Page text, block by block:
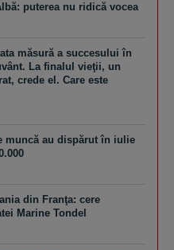
puterea nu ridică vocea
măsură a succesului în
La finalul vieţii, un
crede el. Care este
muncă au dispărut în iulie
din Franţa: cere
Marine Tondel